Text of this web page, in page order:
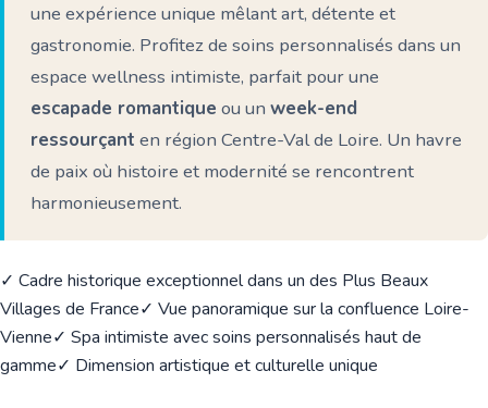
une expérience unique mêlant art, détente et
gastronomie. Profitez de soins personnalisés dans un
espace wellness intimiste, parfait pour une
escapade romantique ou un week-end
ressourçant en région Centre-Val de Loire. Un havre
de paix où histoire et modernité se rencontrent
harmonieusement.
✓ Cadre historique exceptionnel dans un des Plus Beaux
Villages de France✓ Vue panoramique sur la confluence Loire-
Vienne✓ Spa intimiste avec soins personnalisés haut de
gamme✓ Dimension artistique et culturelle unique